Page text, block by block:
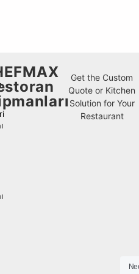
Get the Custom
Quote or Kitchen
Solution for Your
Restaurant